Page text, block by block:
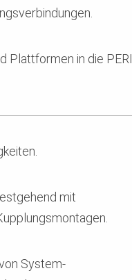
Plattformen in die PERI
mit
System-